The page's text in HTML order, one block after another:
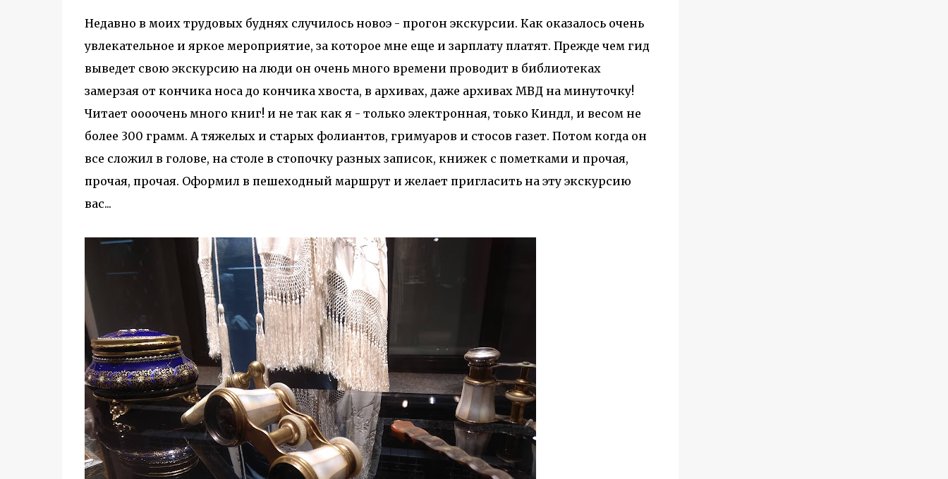
Недавно в моих трудовых буднях случилось новоэ - прогон экскурсии. Как оказалось очень
увлекательное и яркое мероприятие, за которое мне еще и зарплату платят. Прежде чем гид
выведет свою экскурсию на люди он очень много времени проводит в библиотеках
замерзая от кончика носа до кончика хвоста, в архивах, даже архивах МВД на минуточку!
Читает оооочень много книг! и не так как я - только электронная, тоько Киндл, и весом не
более 300 грамм. А тяжелых и старых фолиантов, гримуаров и стосов газет. Потом когда он
все сложил в голове, на столе в стопочку разных записок, книжек с пометками и прочая,
прочая, прочая. Оформил в пешеходный маршрут и желает пригласить на эту экскурсию
вас...